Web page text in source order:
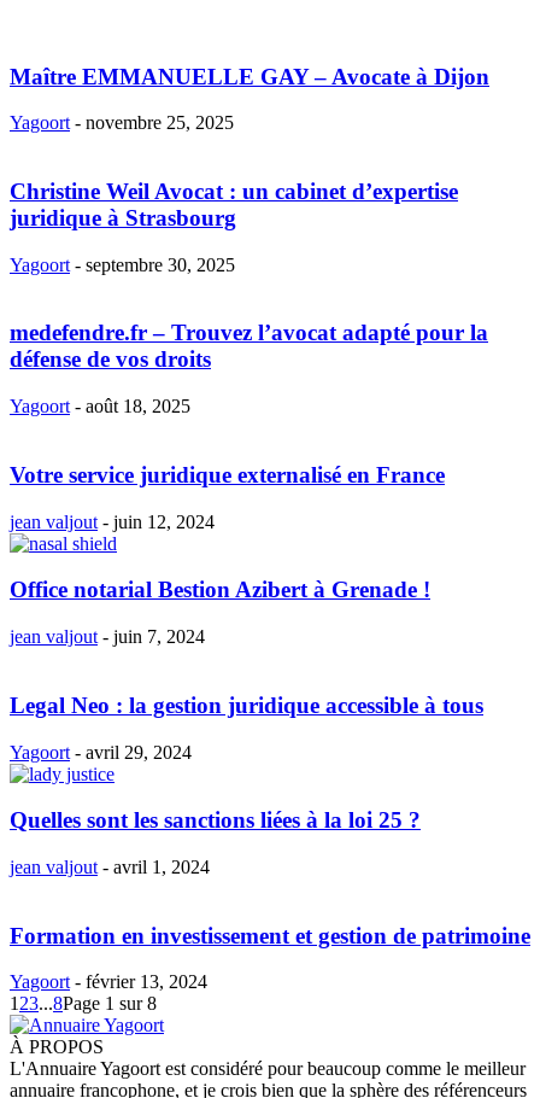
Maître EMMANUELLE GAY – Avocate à Dijon
Yagoort - novembre 25, 2025
Christine Weil Avocat : un cabinet d’expertise
juridique à Strasbourg
Yagoort - septembre 30, 2025
medefendre.fr – Trouvez l’avocat adapté pour la
défense de vos droits
Yagoort - août 18, 2025
Votre service juridique externalisé en France
jean valjout - juin 12, 2024
Office notarial Bestion Azibert à Grenade !
jean valjout - juin 7, 2024
Legal Neo : la gestion juridique accessible à tous
Yagoort - avril 29, 2024
Quelles sont les sanctions liées à la loi 25 ?
jean valjout - avril 1, 2024
Formation en investissement et gestion de patrimoine
Yagoort - février 13, 2024
1 23...8Page 1 sur 8
À PROPOS
L'Annuaire Yagoort est considéré pour beaucoup comme le meilleur
annuaire francophone, et je crois bien que la sphère des référenceurs